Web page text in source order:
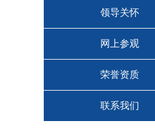
领导关怀
网上参观
荣誉资质
联系我们